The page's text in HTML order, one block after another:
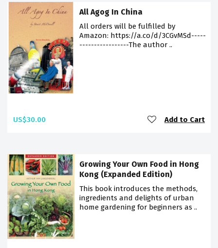
All Agog In China
All orders will be fulfilled by
Amazon: https://a.co/d/3CGvMSd-----
-----------------The author ..
US$30.00 Add to Cart
Growing Your Own Food in Hong
Kong (Expanded Edition)
This book introduces the methods,
ingredients and delights of urban
home gardening for beginners as ..